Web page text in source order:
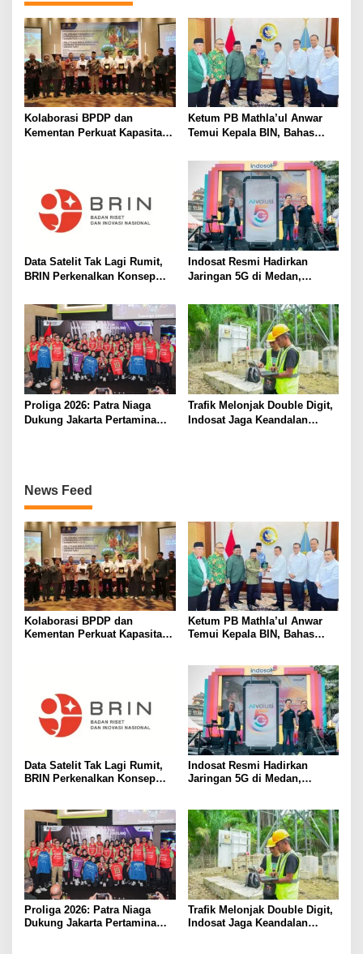
Kolaborasi BPDP dan
Kementan Perkuat Kapasitas
Ketum PB Mathla’ul Anwar
Temui Kepala BIN, Bahas
Adaptif
Data Satelit Tak Lagi Rumit,
BRIN Perkenalkan Konsep
Indosat Resmi Hadirkan
Jaringan 5G di Medan,
Kota
Proliga 2026: Patra Niaga
Dukung Jakarta Pertamina
Trafik Melonjak Double Digit,
Indosat Jaga Keandalan
News Feed
Kolaborasi BPDP dan
Kementan Perkuat Kapasitas
Ketum PB Mathla’ul Anwar
Temui Kepala BIN, Bahas
Data Satelit Tak Lagi Rumit,
BRIN Perkenalkan Konsep
Indosat Resmi Hadirkan
Jaringan 5G di Medan,
Proliga 2026: Patra Niaga
Dukung Jakarta Pertamina
Trafik Melonjak Double Digit,
Indosat Jaga Keandalan